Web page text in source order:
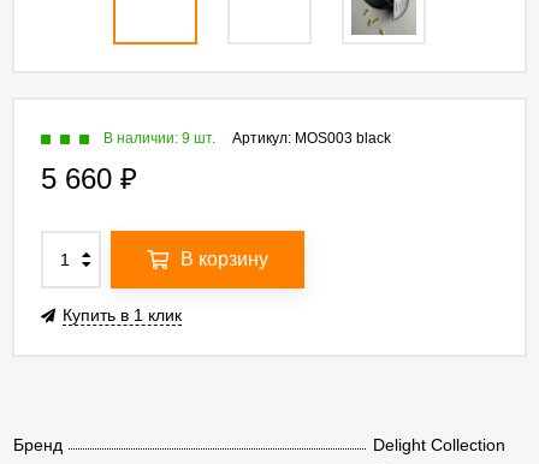
Бренд
Delight Collection
Артикул: MOS003 black
В наличии: 9 шт.
5 660 ₽
В корзину
Купить в 1 клик